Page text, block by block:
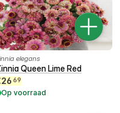
elegans
Queen Lime Red
26 69
Op voorraad